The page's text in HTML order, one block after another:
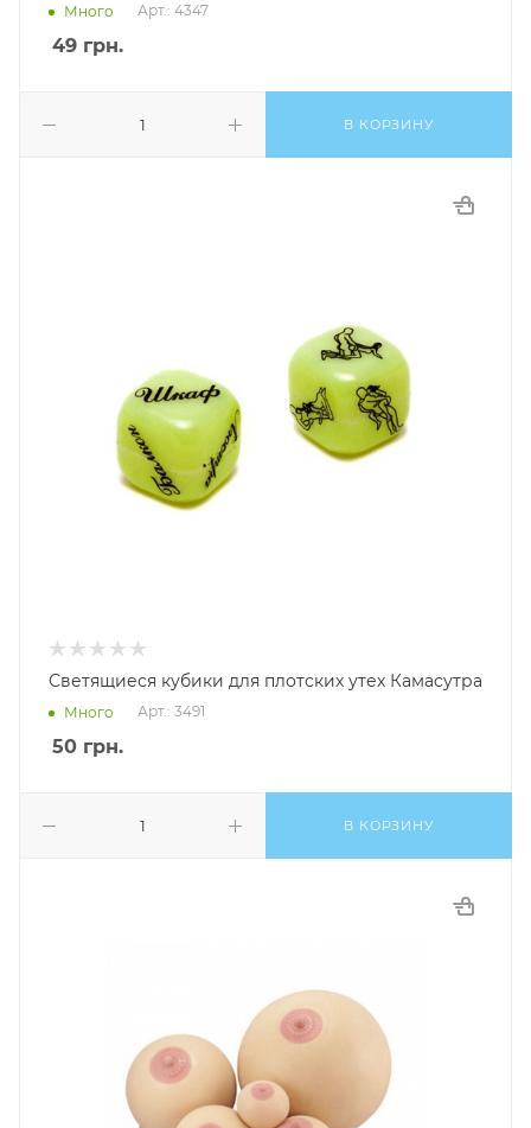
Много Арт.: 4347
49 грн.
В КОРЗИНУ
Светящиеся кубики для плотских утех Камасутра
Много Арт.: 3491
50 грн.
В КОРЗИНУ